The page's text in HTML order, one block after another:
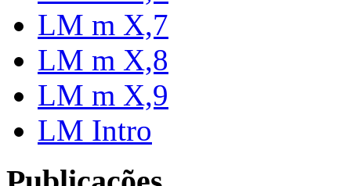
LM m X,7
LM m X,8
LM m X,9
LM Intro